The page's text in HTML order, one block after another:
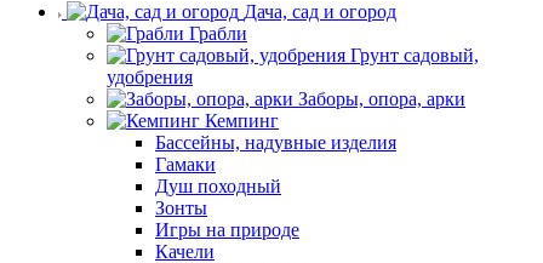
Дача, сад и огород
Грабли
Грунт садовый,
удобрения
Заборы, опора, арки
Кемпинг
Бассейны, надувные изделия
Гамаки
Душ походный
Зонты
Игры на природе
Качели